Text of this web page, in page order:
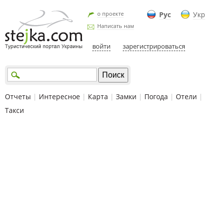
Рус Укр
о проекте
Написать нам
войти зарегистрироваться
Отчеты | Интересное | Карта | Замки | Погода | Отели |
Такси